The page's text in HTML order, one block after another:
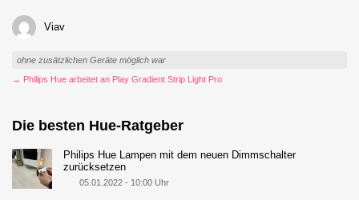
Viav
ohne zusätzlichen Geräte möglich war
→ Philips Hue arbeitet an Play Gradient Strip Light Pro
Die besten Hue-Ratgeber
Philips Hue Lampen mit dem neuen Dimmschalter
zurücksetzen
05.01.2022 - 10:00 Uhr